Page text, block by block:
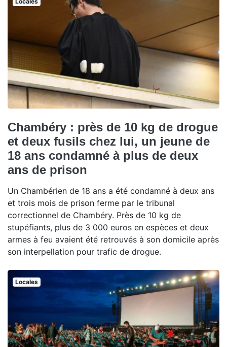
Chambéry : près de 10 kg de drogue
et deux fusils chez lui, un jeune de
18 ans condamné à plus de deux
ans de prison
Un Chambérien de 18 ans a été condamné à deux ans
et trois mois de prison ferme par le tribunal
correctionnel de Chambéry. Près de 10 kg de
stupéfiants, plus de 3 000 euros en espèces et deux
armes à feu avaient été retrouvés à son domicile après
son interpellation pour trafic de drogue.
Locales